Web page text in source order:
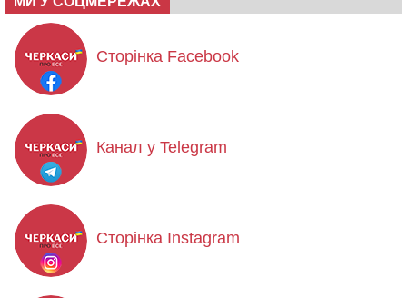
Сторінка Facebook
Канал у Telegram
Сторінка Instagram